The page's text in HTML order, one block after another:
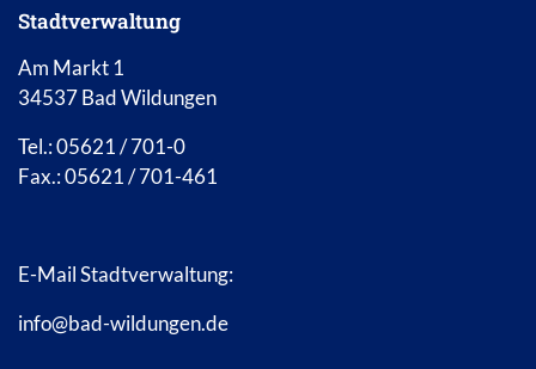
Stadtverwaltung
Am Markt 1
34537 Bad Wildungen
Tel.: 05621 / 701-0
Fax.: 05621 / 701-461
E-Mail Stadtverwaltung:
info@bad-wildungen.de